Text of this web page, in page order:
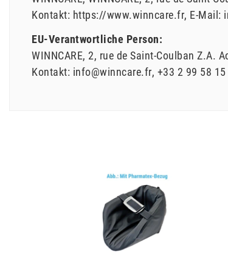
Kontakt: https://www.winncare.fr E-Mail:
EU-Verantwortliche Person:
WINNCARE 2, rue de Saint-Coulban Z.A.
Kontakt: info@winncare.fr +33 2 99 58 15